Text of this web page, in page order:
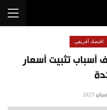
تثبيت أسعار
اقتصاد أفريقي